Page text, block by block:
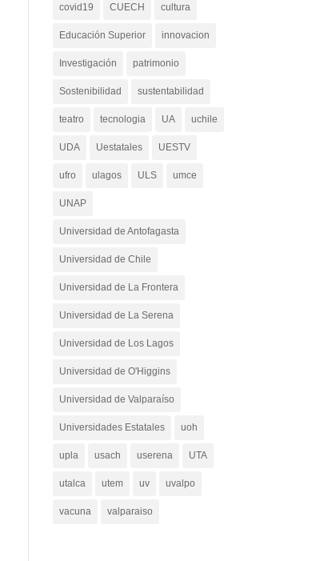
covid19 CUECH cultura
Educación Superior innovacion
Investigación patrimonio
Sostenibilidad sustentabilidad
teatro tecnologia UA uchile
UDA Uestatales UESTV
ufro ulagos ULS umce
UNAP
Universidad de Antofagasta
Universidad de Chile
Universidad de La Frontera
Universidad de La Serena
Universidad de Los Lagos
Universidad de O'Higgins
Universidad de Valparaíso
Universidades Estatales uoh
upla usach userena UTA
utalca utem uv uvalpo
vacuna valparaiso